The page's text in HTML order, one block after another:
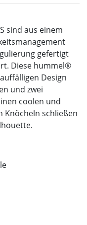
sind aus einem
gefertigt
Diese hummel®
Design
und zwei
coolen und
Knöcheln schließen